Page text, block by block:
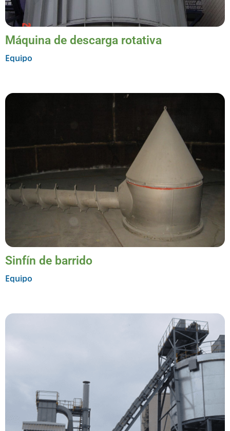
Máquina de descarga rotativa
Equipo
Sinfín de barrido
Equipo